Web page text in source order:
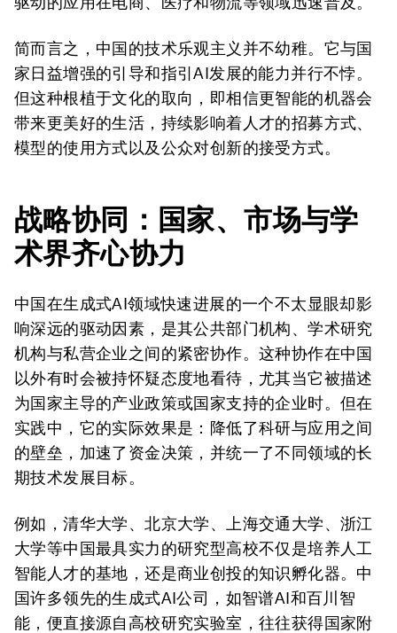
简而言之，中国的技术乐观主义并不幼稚。它与国
家日益增强的引导和指引AI发展的能力并行不悖。
但这种根植于文化的取向，即相信更智能的机器会
带来更美好的生活，持续影响着人才的招募方式、
模型的使用方式以及公众对创新的接受方式。
战略协同：国家、市场与学
术界齐心协力
中国在生成式AI领域快速进展的一个不太显眼却影
响深远的驱动因素，是其公共部门机构、学术研究
机构与私营企业之间的紧密协作。这种协作在中国
以外有时会被持怀疑态度地看待，尤其当它被描述
为国家主导的产业政策或国家支持的企业时。但在
实践中，它的实际效果是：降低了科研与应用之间
的壁垒，加速了资金决策，并统一了不同领域的长
期技术发展目标。
例如，清华大学、北京大学、上海交通大学、浙江
大学等中国最具实力的研究型高校不仅是培养人工
智能人才的基地，还是商业创投的知识孵化器。中
国许多领先的生成式AI公司，如智谱AI和百川智
能，便直接源自高校研究实验室，往往获得国家附